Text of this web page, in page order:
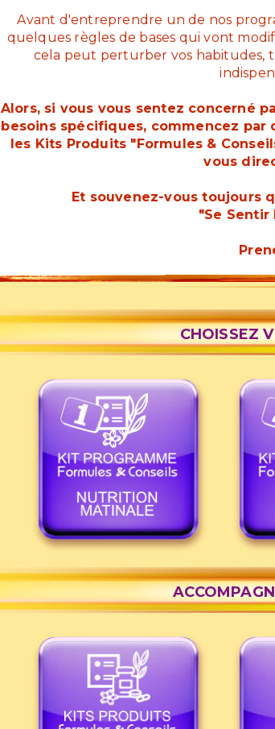
Avant d'entreprendre un de nos
quelques règles de bases qui vont
cela peut perturber vos habitudes,
Alors, si vous vous sentez concerné
besoins spécifiques, commencez par
les Kits Produits "Formules &
vous
Et souvenez-vous toujours
"Se Sentir
CHOISSEZ